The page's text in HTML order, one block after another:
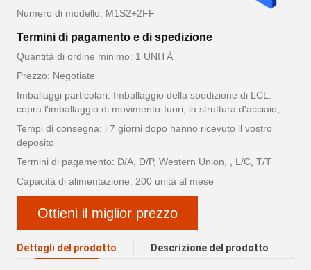
Numero di modello: M1S2+2FF
Termini di pagamento e di spedizione
Quantità di ordine minimo: 1 UNITÀ
Prezzo: Negotiate
Imballaggi particolari: Imballaggio della spedizione di LCL:
copra l'imballaggio di movimento-fuori, la struttura d'acciaio,
Tempi di consegna: i 7 giorni dopo hanno ricevuto il vostro
deposito
Termini di pagamento: D/A, D/P, Western Union, , L/C, T/T
Capacità di alimentazione: 200 unità al mese
Ottieni il miglior prezzo
Dettagli del prodotto Descrizione del prodotto